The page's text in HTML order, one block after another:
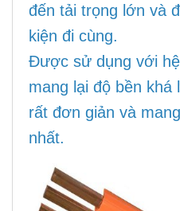
đến tải trọng lớn và
kiện đi cùng.
Được sử dụng với
mang lại độ bền
rất đơn giản và
nhất.